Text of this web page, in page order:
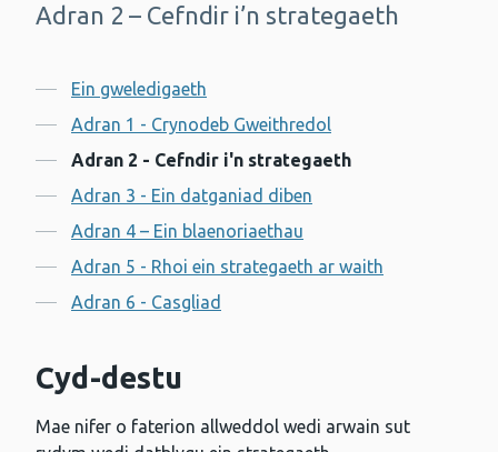
-
Adran 2 – Cefndir i’n strategaeth
Cynnwys
Ein gweledigaeth
Adran 1 - Crynodeb Gweithredol
Adran 2 - Cefndir i'n strategaeth
Adran 3 - Ein datganiad diben
Adran 4 – Ein blaenoriaethau
Adran 5 - Rhoi ein strategaeth ar waith
Adran 6 - Casgliad
Cyd-destu
Mae nifer o faterion allweddol wedi arwain sut